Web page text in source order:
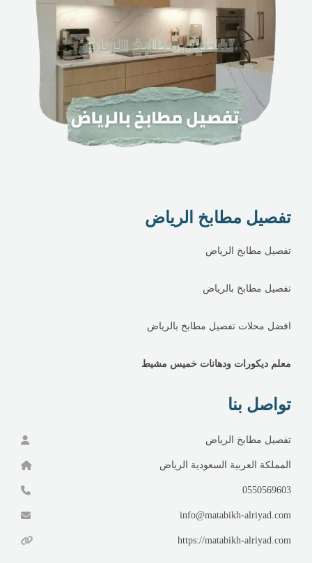
تفصيل مطابخ الرياض
تفصيل مطابخ الرياض
تفصيل مطابخ بالرياض
افضل محلات تفصيل مطابخ بالرياض
معلم ديكورات ودهانات خميس مشيط
تواصل بنا
تفصيل مطابخ الرياض
المملكة العربية السعودية الرياض
0550569603
info@matabikh-alriyad.com
https://matabikh-alriyad.com